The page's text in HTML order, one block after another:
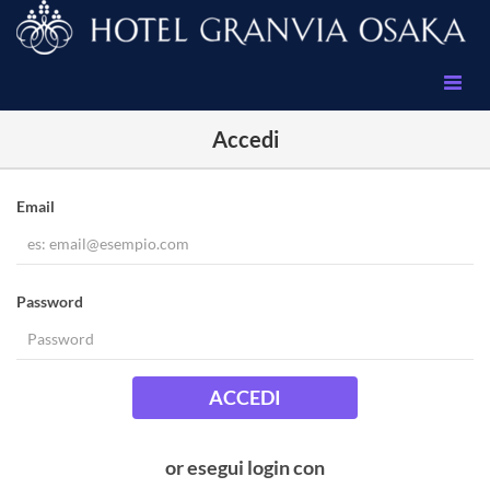
Accedi
Email
Password
ACCEDI
or esegui login con